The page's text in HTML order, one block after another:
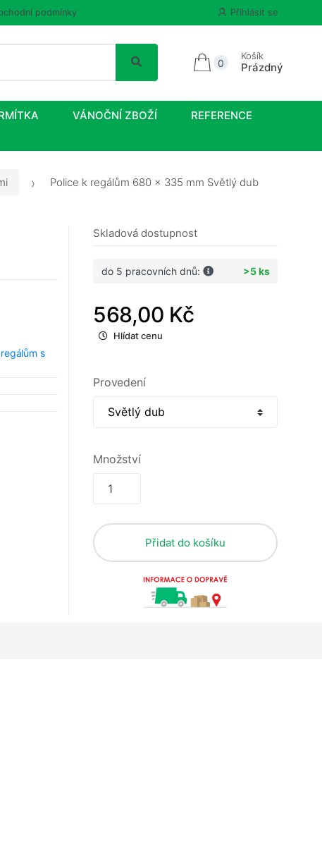
podmínky Přihlásit se
0
Košík
Prázdný
VÁNOČNÍ ZBOŽÍ
REFERENCE
Police k regálům 680 x 335 mm Světlý dub
s
Skladová dostupnost
do 5 pracovních dnů: >5 ks
568,00 Kč
Hlídat cenu
Provedení
Množství
Přidat do košíku